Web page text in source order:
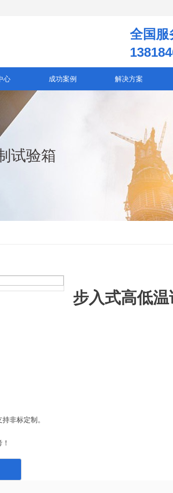
全国服
心 成功案例 解决方案
试验箱
步入式高低
非标定制。